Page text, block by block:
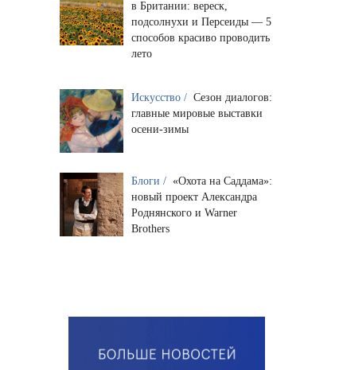
в Британии: вереск,
подсолнухи и Персеиды — 5
способов красиво проводить
лето
Искусство / Сезон диалогов:
главные мировые выставки
осени-зимы
Блоги / «Охота на Саддама»:
новый проект Александра
Роднянского и Warner
Brothers